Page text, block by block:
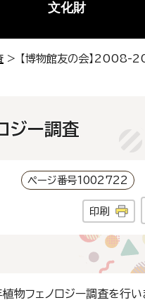
文化財
> 【博物館友の会】2008-
ジー調査
ページ番号1002722
印刷
フェノロジー調査を行い